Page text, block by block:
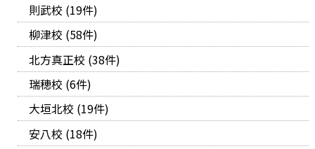
則武校 (19件)
柳津校 (58件)
北方真正校 (38件)
瑞穂校 (6件)
大垣北校 (19件)
安八校 (18件)